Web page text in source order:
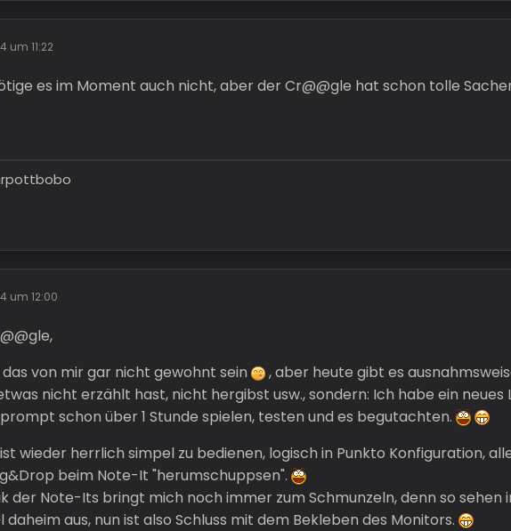
um 11:22
es im Moment auch nicht, aber der Cr@@gle hat schon tolle
um 12:00
von mir gar nicht gewohnt sein
, aber heute gibt es
nicht erzählt hast, nicht hergibst usw., sondern: Ich habe ein neues
schon über 1 Stunde spielen, testen und es begutachten.
wieder herrlich simpel zu bedienen, logisch in Punkto Konfiguration,
beim Note-It "herumschuppsen".
der Note-Its bringt mich noch immer zum Schmunzeln, denn so
aus, nun ist also Schluss mit dem Bekleben des Monitors.